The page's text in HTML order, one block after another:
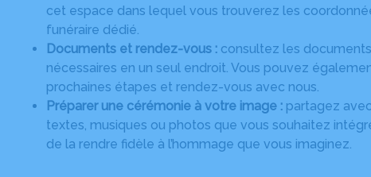
cet espace dans lequel vous trouverez les
funéraire dédié.
Documents et rendez-vous : consultez les
nécessaires en un seul endroit. Vous pouvez
prochaines étapes et rendez-vous avec nous.
Préparer une cérémonie à votre image : partagez
textes, musiques ou photos que vous souhaitez
de la rendre fidèle à l’hommage que vous imaginez.